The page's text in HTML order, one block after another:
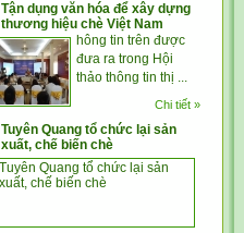
Tận dụng văn hóa để xây dựng
thương hiệu chè Việt Nam
hông tin trên được
đưa ra trong Hội
thảo thông tin thị ...
Chi tiết »
Tuyên Quang tổ chức lại sản
xuất, chế biến chè